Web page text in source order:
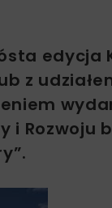
edycja
z
Rozwoju